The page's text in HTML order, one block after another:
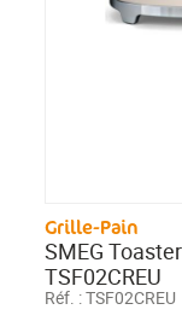
Grille-Pain
SMEG
TSF02CREU
Réf. :TSF02CREU